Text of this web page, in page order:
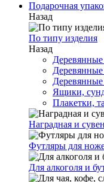
Подарочная
Назад
По типу изделия
Назад
Ящики,
Плакетки,
Наградная и
Футляры для
Для алкоголя и